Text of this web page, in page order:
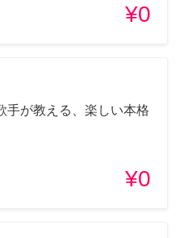
¥0
手が教える、楽しい本格
¥0